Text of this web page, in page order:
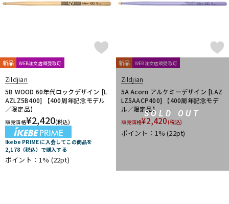
新品 WEB注文店頭受取可
Zildjian
5B WOOD 60年代ロックデザイン [L
AZLZ5B400] 【400周年記念モデル
／限定品】
販売価格¥2,420(税込)
Ikebe PRIME に入会してこの商品を
2,178（税込）で購入する
ポイント：1% (22pt)
SOLD OUT
新品 WEB注文店頭受取可
Zildjian
5A Acorn アルケミーデザイン [LAZ
LZ5AACP400] 【400周年記念モデ
ル／限定品】
販売価格¥2,420(税込)
ポイント：1%(22pt)